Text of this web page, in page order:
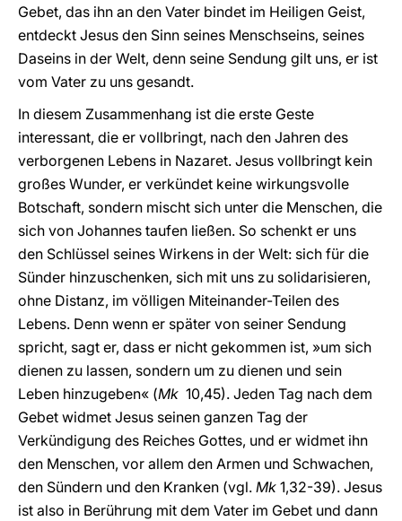
Gebet, das ihn an den Vater bindet im Heiligen Geist,
entdeckt Jesus den Sinn seines Menschseins, seines
Daseins in der Welt, denn seine Sendung gilt uns, er ist
vom Vater zu uns gesandt.
In diesem Zusammenhang ist die erste Geste
interessant, die er vollbringt, nach den Jahren des
verborgenen Lebens in Nazaret. Jesus vollbringt kein
großes Wunder, er verkündet keine wirkungsvolle
Botschaft, sondern mischt sich unter die Menschen, die
sich von Johannes taufen ließen. So schenkt er uns
den Schlüssel seines Wirkens in der Welt: sich für die
Sünder hinzuschenken, sich mit uns zu solidarisieren,
ohne Distanz, im völligen Miteinander-Teilen des
Lebens. Denn wenn er später von seiner Sendung
spricht, sagt er, dass er nicht gekommen ist, »um sich
dienen zu lassen, sondern um zu dienen und sein
Leben hinzugeben« (Mk 10,45). Jeden Tag nach dem
Gebet widmet Jesus seinen ganzen Tag der
Verkündigung des Reiches Gottes, und er widmet ihn
den Menschen, vor allem den Armen und Schwachen,
den Sündern und den Kranken (vgl. Mk 1,32-39). Jesus
ist also in Berührung mit dem Vater im Gebet und dann